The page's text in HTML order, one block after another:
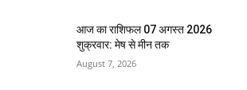
आज का राशिफल 07 अगस्त 2026
शुक्रवार: मेष से मीन तक
August 7, 2026